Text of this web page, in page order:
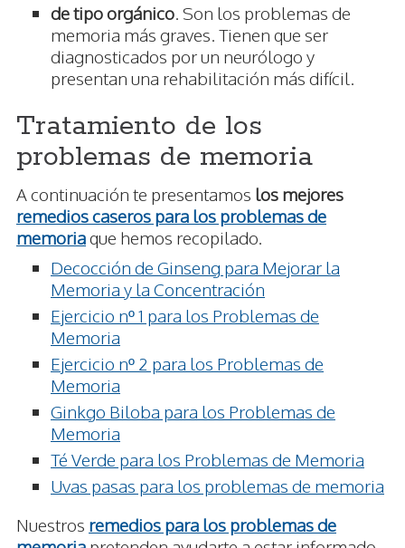
de tipo orgánico. Son los problemas de
memoria más graves. Tienen que ser
diagnosticados por un neurólogo y
presentan una rehabilitación más difícil.
Tratamiento de los
problemas de memoria
A continuación te presentamos los mejores
remedios caseros para los problemas de
memoriaque hemos recopilado.
Decocción de Ginseng para Mejorar la
Memoria y la Concentración
Ejercicio nº 1 para los Problemas de
Memoria
Ejercicio nº 2 para los Problemas de
Memoria
Ginkgo Biloba para los Problemas de
Memoria
Té Verde para los Problemas de Memoria
Uvas pasas para los problemas de memoria
Nuestros remedios para los problemas de